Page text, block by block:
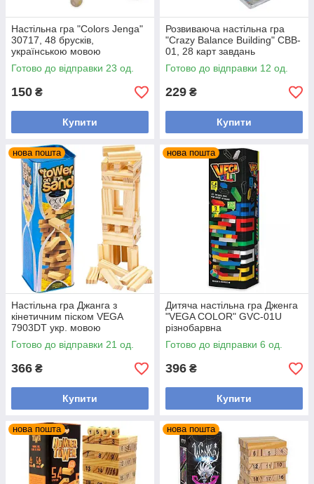
Настільна гра "Colors Jenga"
30717, 48 брусків,
українською мовою
Готово до відправки 23 од.
150 ₴
Купити
Розвиваюча настільна гра
"Crazy Balance Building" CBB-
01, 28 карт завдань
Готово до відправки 12 од.
229 ₴
Купити
нова пошта
Настільна гра Джанга з
кінетичним піском VEGA
7903DT укр. мовою
Готово до відправки 21 од.
366 ₴
Купити
нова пошта
Дитяча настільна гра Дженга
"VEGA COLOR" GVC-01U
різнобарвна
Готово до відправки 6 од.
396 ₴
Купити
нова пошта нова пошта